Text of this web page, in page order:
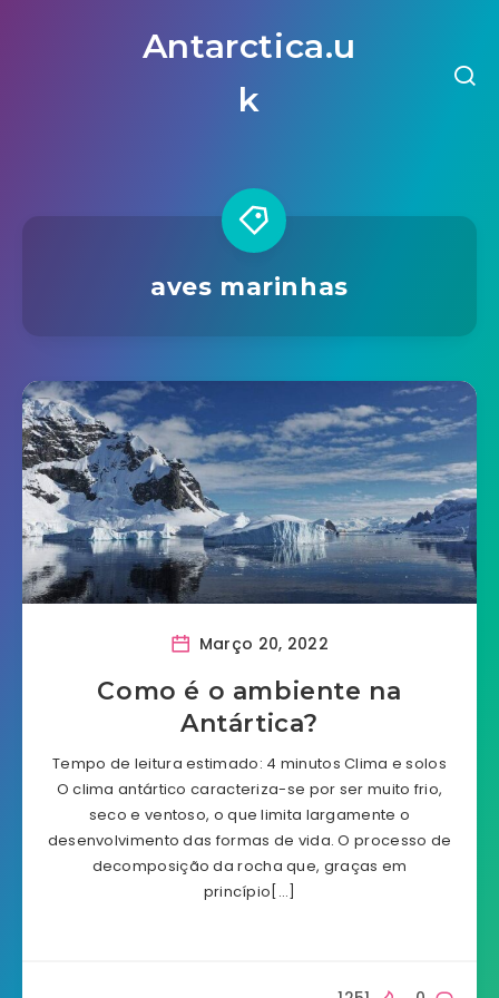
Antarctica.u
k
aves marinhas
Março 20, 2022
Como é o ambiente na
Antártica?
Tempo de leitura estimado: 4 minutos Clima e solos
O clima antártico caracteriza-se por ser muito frio,
seco e ventoso, o que limita largamente o
desenvolvimento das formas de vida. O processo de
decomposição da rocha que, graças em
princípio[…]